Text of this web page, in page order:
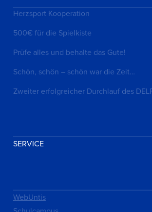
Herzsport Kooperation
500€ für die Spielkiste
Prüfe alles und behalte das Gute!
Schön, schön – schön war die Zeit…
Zweiter erfolgreicher Durchlauf des
SERVICE
WebUntis